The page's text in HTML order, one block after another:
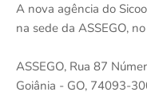
A nova agência do
na sede da ASSEGO,
ASSEGO, Rua 87
Goiânia - GO, 74093-